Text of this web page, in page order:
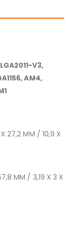
V3,
AM4,
X 27,2 MM / 10,9 X
MM / 3,19 X 3 X